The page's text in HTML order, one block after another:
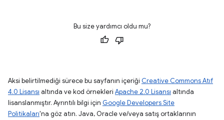
Bu size yardımcı oldu mu?
Aksi belirtilmediği sürece bu sayfanın içeriği Creative Commons Atıf
4.0 Lisansı altında ve kod örnekleri Apache 2.0 Lisansı altında
lisanslanmıştır. Ayrıntılı bilgi için Google Developers Site
Politikaları'na göz atın. Java, Oracle ve/veya satış ortaklarının